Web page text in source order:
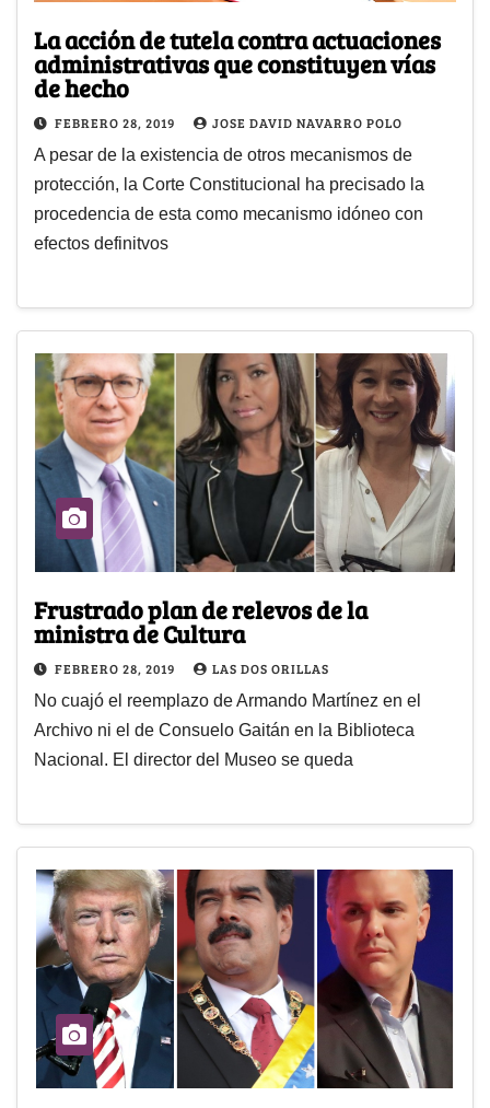
La acción de tutela contra actuaciones
administrativas que constituyen vías
de hecho
FEBRERO 28, 2019 JOSE DAVID NAVARRO POLO
A pesar de la existencia de otros mecanismos de
protección, la Corte Constitucional ha precisado la
procedencia de esta como mecanismo idóneo con
efectos definitvos
Frustrado plan de relevos de la
ministra de Cultura
FEBRERO 28, 2019 LAS DOS ORILLAS
No cuajó el reemplazo de Armando Martínez en el
Archivo ni el de Consuelo Gaitán en la Biblioteca
Nacional. El director del Museo se queda